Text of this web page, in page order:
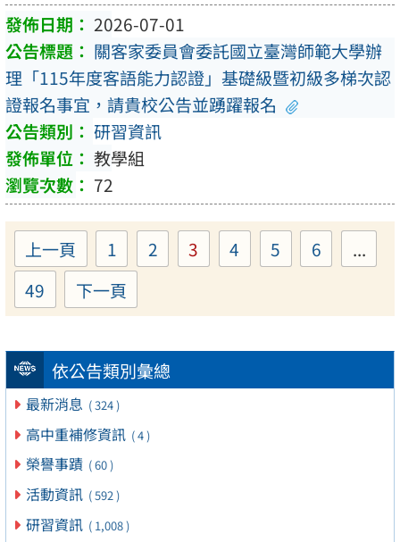
依公告類別彙總
最新消息 ( 324 )
高中重補修資訊 ( 4 )
榮譽事蹟 ( 60 )
活動資訊 ( 592 )
研習資訊 ( 1,008 )
2026-07-01
關客家委員會委託國立臺灣師範大學辦
理「115年度客語能力認證」基礎級暨初級多梯次認
證報名事宜，請貴校公告並踴躍報名
研習資訊
教學組
72
上一頁 Page
1 Page
2 Page
3 Page
4 Page
5 Page
6
...
Page
49 下一頁